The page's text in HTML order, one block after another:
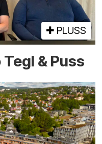
PLUSS
& Puss